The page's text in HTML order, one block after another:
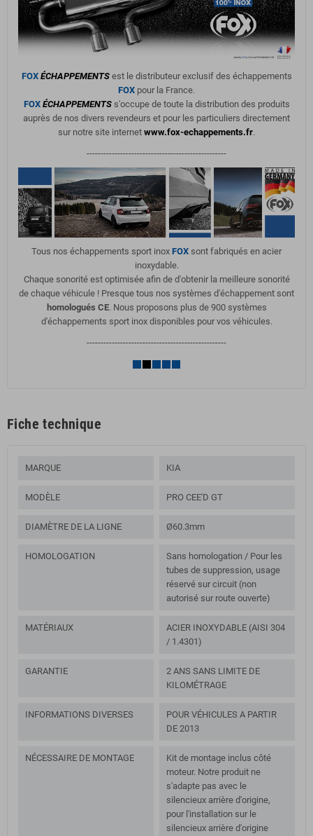
FOX ÉCHAPPEMENTSest le distributeur exclusif des échappements
FOX pour la France.
FOX ÉCHAPPEMENTSs'occupe de toute la distribution des produits
auprès de nos divers revendeurs et pour les particuliers directement
sur notre site internet www.fox-echappements.fr.
--------------------------------------------------
Tous nos échappements sport inox FOX sont fabriqués en acier
inoxydable.
Chaque sonorité est optimisée afin de d'obtenir la meilleure sonorité
de chaque véhicule ! Presque tous nos systèmes d'échappement sont
homologués CE. Nous proposons plus de 900 systèmes
d'échappements sport inox disponibles pour vos véhicules.
--------------------------------------------------
Fiche technique
MARQUE KIA
MODÈLE PRO CEE'D GT
DIAMÈTRE DE LA LIGNE Ø60.3mm
HOMOLOGATION
Sans homologation / Pour les
tubes de suppression, usage
réservé sur circuit (non
autorisé sur route ouverte)
MATÉRIAUX
ACIER INOXYDABLE (AISI 304
/ 1.4301)
GARANTIE
2 ANS SANS LIMITE DE
KILOMÉTRAGE
INFORMATIONS DIVERSES
POUR VÉHICULES A PARTIR
DE 2013
NÉCESSAIRE DE MONTAGE
Kit de montage inclus côté
moteur. Notre produit ne
s'adapte pas avec le
silencieux arrière d'origine,
pour l'installation sur le
silencieux arrière d'origine